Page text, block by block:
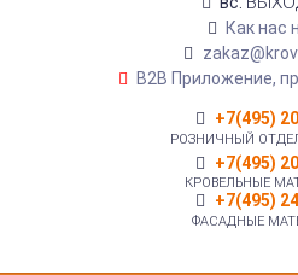
Как нас
B2B Приложение,
+7(495)
РОЗНИЧНЫЙ
+7(495)
КРОВЕЛЬНЫЕ
+7(495)
ФАСАДНЫЕ